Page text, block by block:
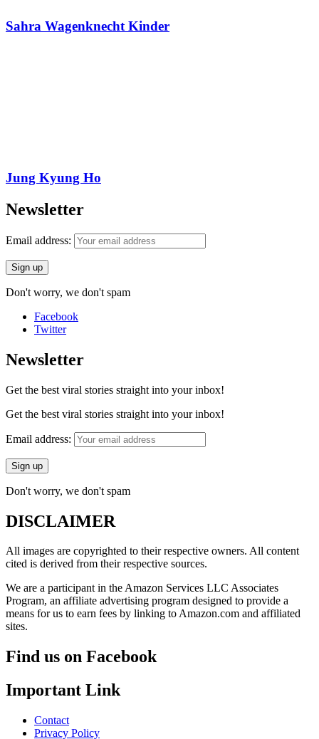
Sahra Wagenknecht Kinder
Jung Kyung Ho
Newsletter
Email address:
Don't worry, we don't spam
Facebook
Twitter
Newsletter
Get the best viral stories straight into your inbox!
Get the best viral stories straight into your inbox!
Email address:
Don't worry, we don't spam
DISCLAIMER
All images are copyrighted to their respective owners. All content
cited is derived from their respective sources.
We are a participant in the Amazon Services LLC Associates
Program, an affiliate advertising program designed to provide a
means for us to earn fees by linking to Amazon.com and affiliated
sites.
Find us on Facebook
Important Link
Contact
Privacy Policy